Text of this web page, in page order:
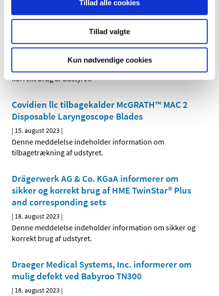
Tillad alle cookies
Tillad valgte
Kun nødvendige cookies
udstyret, der kræver korrektion og instruktion i
Randox Laboratories ltd. informerer om sikker
og korrekt brug af Liquid Protein Calibrators
korrekt brug af udstyret.
Covidien llc tilbagekalder McGRATH™ MAC 2
Disposable Laryngoscope Blades
| 15. august 2023 |
Denne meddelelse indeholder information om
tilbagetrækning af udstyret.
Drägerwerk AG & Co. KGaA informerer om
sikker og korrekt brug af HME TwinStar® Plus
and corresponding sets
| 18. august 2023 |
Denne meddelelse indeholder information om sikker og
korrekt brug af udstyret.
Draeger Medical Systems, Inc. informerer om
mulig defekt ved Babyroo TN300
| 18. august 2023 |